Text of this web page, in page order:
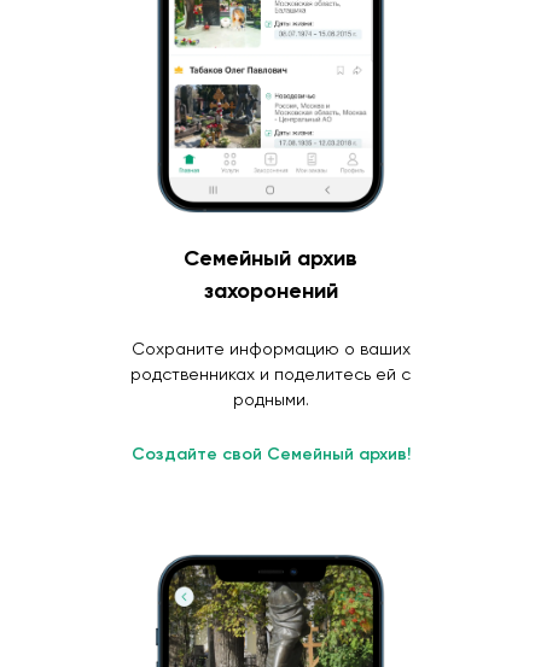
Семейный архив
захоронений
Сохраните информацию о ваших
родственниках и поделитесь ей с
родными.
Создайте свой Семейный архив!